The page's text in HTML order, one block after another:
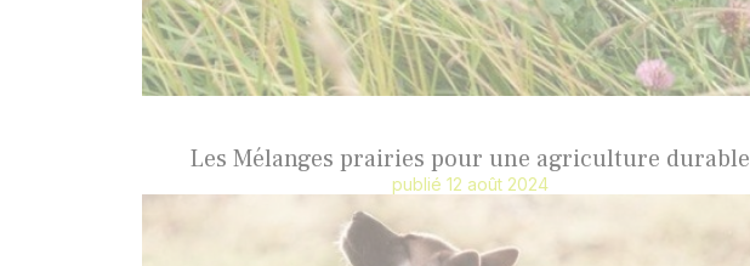
Les Mélanges prairies pour une agriculture durable
publié 12 août 2024